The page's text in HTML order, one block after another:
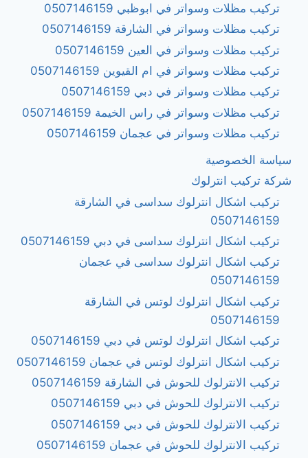
تركيب مظلات وسواتر في ابوظبي 0507146159
تركيب مظلات وسواتر في الشارقة 0507146159
تركيب مظلات وسواتر في العين 0507146159
تركيب مظلات وسواتر في ام القيوين 0507146159
تركيب مظلات وسواتر في دبي 0507146159
تركيب مظلات وسواتر في راس الخيمة 0507146159
تركيب مظلات وسواتر في عجمان 0507146159
سياسة الخصوصية
شركة تركيب انترلوك
تركيب اشكال انترلوك سداسى في الشارقة
0507146159
تركيب اشكال انترلوك سداسى في دبي 0507146159
تركيب اشكال انترلوك سداسى في عجمان
0507146159
تركيب اشكال انترلوك لوتس في الشارقة
0507146159
تركيب اشكال انترلوك لوتس في دبي 0507146159
تركيب اشكال انترلوك لوتس في عجمان 0507146159
تركيب الانترلوك للحوش في الشارقة 0507146159
تركيب الانترلوك للحوش في دبي 0507146159
تركيب الانترلوك للحوش في دبي 0507146159
تركيب الانترلوك للحوش في عجمان 0507146159